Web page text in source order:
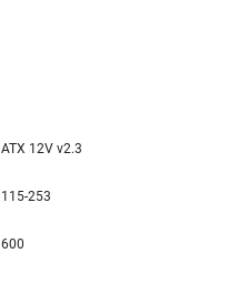
ATX 12V v2.3
115-253
600